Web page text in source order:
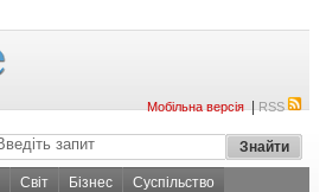
Мобільна версія|RSS
Світ Бізнес
Суспільство